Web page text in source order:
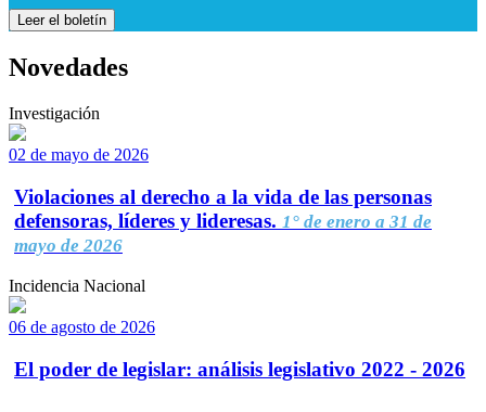
Leer el boletín
Novedades
Investigación
02 de mayo de 2026
Violaciones al derecho a la vida de las personas
defensoras, líderes y lideresas. 1° de enero a 31 de
mayo de 2026
Incidencia Nacional
06 de agosto de 2026
El poder de legislar: análisis legislativo 2022 - 2026